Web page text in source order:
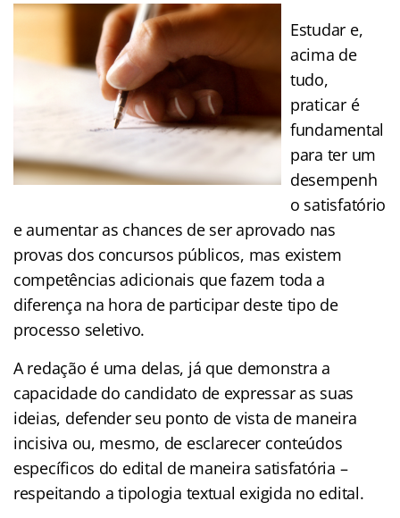
Estudar e,
acima de
tudo,
praticar é
fundamental
para ter um
desempenh
o satisfatório
e aumentar as chances de ser aprovado nas
provas dos concursos públicos, mas existem
competências adicionais que fazem toda a
diferença na hora de participar deste tipo de
processo seletivo.
A redação é uma delas, já que demonstra a
capacidade do candidato de expressar as suas
ideias, defender seu ponto de vista de maneira
incisiva ou, mesmo, de esclarecer conteúdos
específicos do edital de maneira satisfatória –
respeitando a tipologia textual exigida no edital.